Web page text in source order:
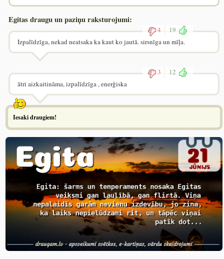
Egitas draugu un paziņu raksturojumi:
4
19
Izpalīdzīga, nekad neatsaka ka kaut ko jautā. sirsnīga un mīļa.
3
12
ātri aizkaitināma, izpalīdzīga , enerģiska
Iesaki draugiem!